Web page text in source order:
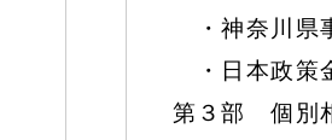
・神奈川県
・日本政策
第３部 個別